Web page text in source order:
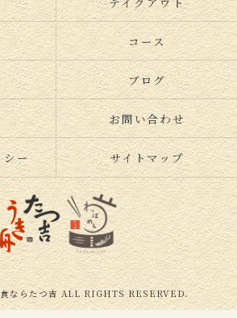
コース
ブログ
お問い合わせ
シー サイトマップ
ならたつ吉 ALL RIGHTS RESERVED.